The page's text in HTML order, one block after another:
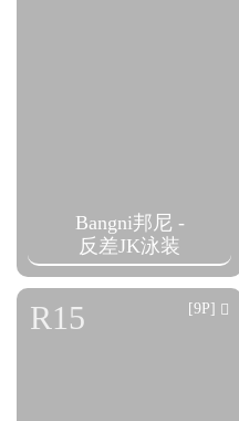
Bangni邦尼 -
反差JK泳装
R15 [9P]